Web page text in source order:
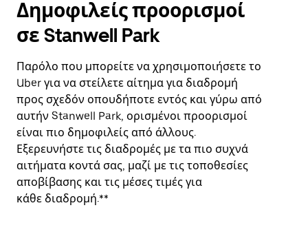
Δημοφιλείς προορισμοί
σε Stanwell Park
Παρόλο που μπορείτε να χρησιμοποιήσετε το
Uber για να στείλετε αίτημα για διαδρομή
προς σχεδόν οπουδήποτε εντός και γύρω από
αυτήν Stanwell Park, ορισμένοι προορισμοί
είναι πιο δημοφιλείς από άλλους.
Εξερευνήστε τις διαδρομές με τα πιο συχνά
αιτήματα κοντά σας, μαζί με τις τοποθεσίες
αποβίβασης και τις μέσες τιμές για
κάθε διαδρομή.**